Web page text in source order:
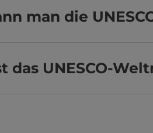
man die
das UNESCO-